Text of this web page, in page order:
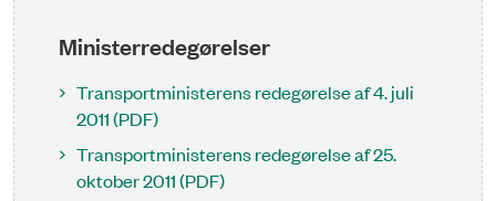
Ministerredegørelser
Transportministerens redegørelse af 4. juli
2011 (PDF)
Transportministerens redegørelse af 25.
oktober 2011 (PDF)